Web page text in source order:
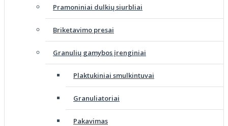
Pramoniniai dulkių siurbliai
Briketavimo presai
Granulių gamybos įrenginiai
Plaktukiniai smulkintuvai
Granuliatoriai
Pakavimas